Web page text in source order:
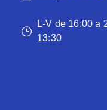
L-V de 16:00 a
13:30